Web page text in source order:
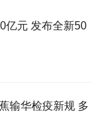
亿元 发布全新50
华检疫新规 多